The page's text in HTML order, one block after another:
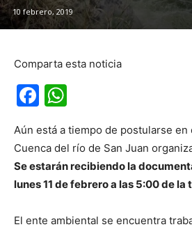
10 febrero, 2019
Comparta esta noticia
Facebook
Aún está a tiempo de postularse en
Cuenca del río de San Juan
Se estarán recibiendo la
lunes 11 de febrero a las 5:00 de la
El ente ambiental se encuentra